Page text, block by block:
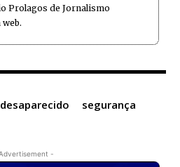
Prolagos de Jornalismo
desaparecido segurança
-